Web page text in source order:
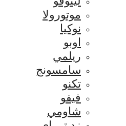
موتورولا
نوكيا
اوبو
ريلمي
سامسونج
تكنو
فيفو
شاومي